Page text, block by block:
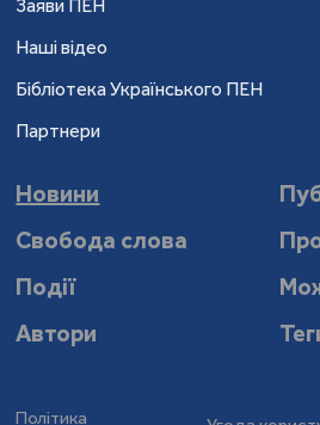
Заяви ПЕН
Наші відео
Бібліотека Українського ПЕН
Партнери
Новини
Свобода слова
Події
Автори
Політика